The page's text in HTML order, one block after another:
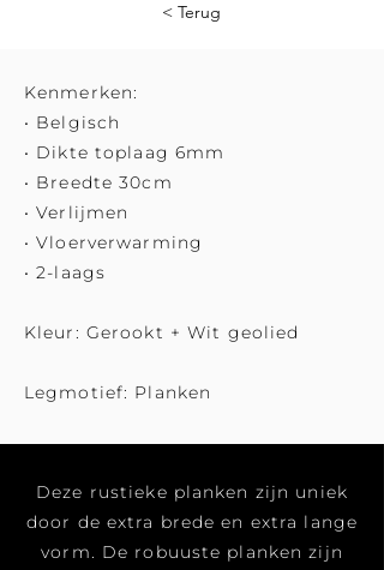
< Terug
Kenmerken:
• Belgisch
• Dikte toplaag 6mm
• Breedte 30cm
• Verlijmen
• Vloerverwarming
• 2-laags
Kleur: Gerookt + Wit geolied
Legmotief: Planken
Deze rustieke planken zijn uniek
door de extra brede en extra lange
vorm. De robuuste planken zijn